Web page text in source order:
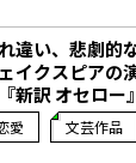
違い、悲劇的
イクスピアの
新訳 オセロー』
愛 文芸作品